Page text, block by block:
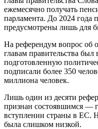
ежемесячно получать
парламента. До 2024
предусмотрены лишь для
На референдум вопрос об
главам правительства
подготовленную
подписали более 350
миллиона человек.
Лишь один из десяти
признан состоявшимся —
вступлении страны в ЕС.
была слишком низкой.